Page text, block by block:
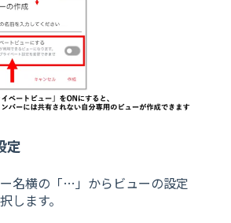
定
名横の「…」からビューの設定
します。